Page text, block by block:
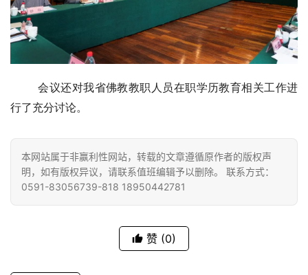
术
政
策
声
明
会议还对我省佛教教职人员在职学历教育相关工作进
行了充分讨论。
本网站属于非赢利性网站，转载的文章遵循原作者的版权声
明，如有版权异议，请联系值班编辑予以删除。 联系方式：
0591-83056739-818 18950442781
赞 (0)